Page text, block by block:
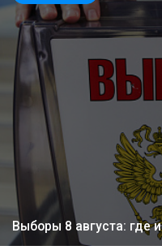
Выборы 8 августа: где